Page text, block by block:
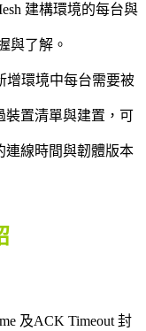
建構環境的每台與
與了解。
增環境中每台需要被
裝置清單與建置，可
連線時間與韌體版本
及ACK Timeout 封